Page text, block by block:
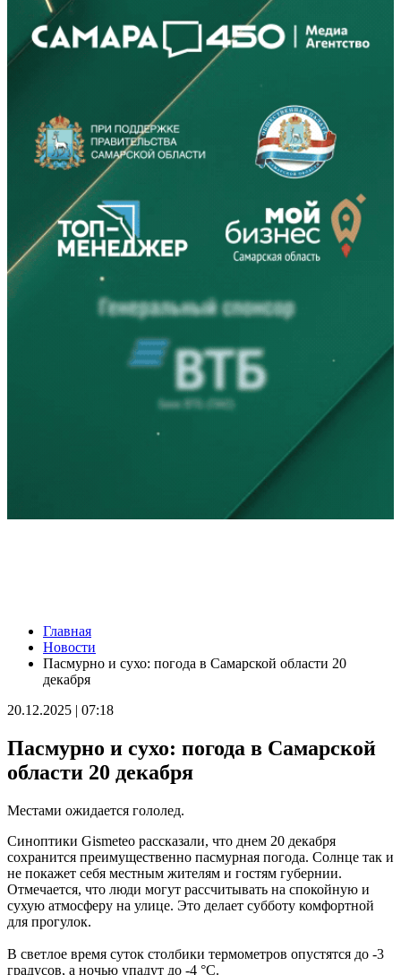
Вячеслав Федорищев награжден почетной грамотой
Минобороны России
08.08.2026 | 14:23
Самарскую область накроет гроза с градом 8 августа
Самарцам покажут фильм о жизни и трагической гибели
08.08.2026 | 12:52
Стали известны подробности столкновения катера и лодки в
Красноглинском районе
Вячеслав Федорищев рассказал о последствиях атаки ВСУ на
08.08.2026 | 12:29
Водитель "Мазды" сбил женщину на улице Подшипниковой в
Самаре
08.08.2026 | 12:12
Ударила собутыльника: на тольяттинку завели "уголовку"
08.08.2026 | 11:40
молодежью
08.08.2026 | 11:20
Главная
Новости
Пасмурно и сухо: погода в Самарской области 20
декабря
20.12.2025 | 07:18
Пасмурно и сухо: погода в Самарской
области 20 декабря
Местами ожидается гололед.
Синоптики Gismeteo рассказали, что днем 20 декабря
сохранится преимущественно пасмурная погода. Солнце так и
не покажет себя местным жителям и гостям губернии.
Отмечается, что люди могут рассчитывать на спокойную и
сухую атмосферу на улице. Это делает субботу комфортной
для прогулок.
В светлое время суток столбики термометров опустятся до -3
градусов, а ночью упадут до -4 °С.